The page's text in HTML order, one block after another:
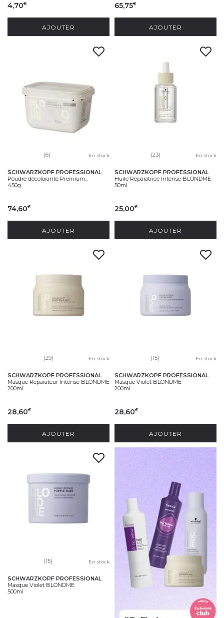
4,70€
AJOUTER
65,75€
AJOUTER
(6) En stock
SCHWARZKOPF PROFESSIONAL
Poudre décolorante Premium...
450g
74,60€
AJOUTER
(23) En stock
SCHWARZKOPF PROFESSIONAL
Huile Réparatrice Intense BLONDME
50ml
25,00€
AJOUTER
(29) En stock
SCHWARZKOPF PROFESSIONAL
Masque Réparateur Intense BLONDME
200ml
28,60€
AJOUTER
(15) En stock
SCHWARZKOPF PROFESSIONAL
Masque Violet BLONDME
200ml
28,60€
AJOUTER
(15) En stock
SCHWARZKOPF PROFESSIONAL
Masque Violet BLONDME
500ml